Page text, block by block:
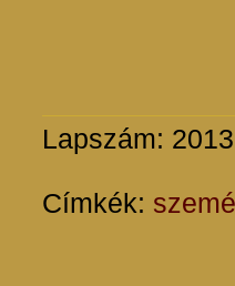
Lapszám:
Címkék: